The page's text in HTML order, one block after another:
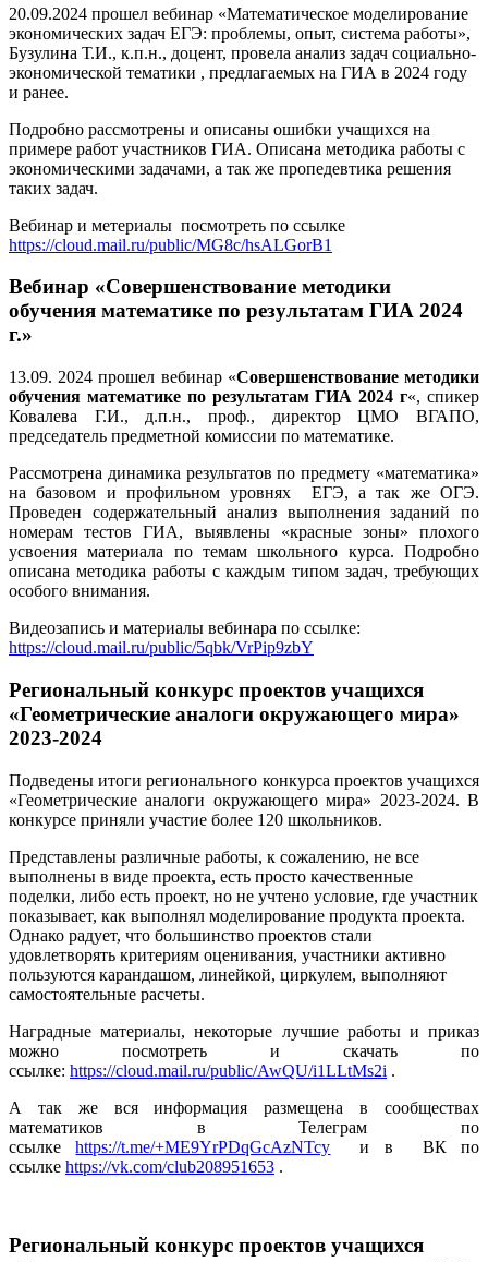
20.09.2024 прошел вебинар «Математическое моделирование
экономических задач ЕГЭ: проблемы, опыт, система работы»,
Бузулина Т.И., к.п.н., доцент, провела анализ задач социально-
экономической тематики , предлагаемых на ГИА в 2024 году
и ранее.
Подробно рассмотрены и описаны ошибки учащихся на
примере работ участников ГИА. Описана методика работы с
экономическими задачами, а так же пропедевтика решения
таких задач.
Вебинар и метериалы посмотреть по ссылке
https://cloud.mail.ru/public/MG8c/hsALGorB1
Вебинар «Совершенствование методики
обучения математике по результатам ГИА 2024
г.»
13.09. 2024 прошел вебинар «Совершенствование методики
обучения математике по результатам ГИА 2024 г«, спикер
Ковалева Г.И., д.п.н., проф., директор ЦМО ВГАПО,
председатель предметной комиссии по математике.
Рассмотрена динамика результатов по предмету «математика»
на базовом и профильном уровнях ЕГЭ, а так же ОГЭ.
Проведен содержательный анализ выполнения заданий по
номерам тестов ГИА, выявлены «красные зоны» плохого
усвоения материала по темам школьного курса. Подробно
описана методика работы с каждым типом задач, требующих
особого внимания.
Видеозапись и материалы вебинара по ссылке:
https://cloud.mail.ru/public/5qbk/VrPip9zbY
Региональный конкурс проектов учащихся
«Геометрические аналоги окружающего мира»
2023-2024
Подведены итоги регионального конкурса проектов учащихся
«Геометрические аналоги окружающего мира» 2023-2024. В
конкурсе приняли участие более 120 школьников.
Представлены различные работы, к сожалению, не все
выполнены в виде проекта, есть просто качественные
поделки, либо есть проект, но не учтено условие, где участник
показывает, как выполнял моделирование продукта проекта.
Однако радует, что большинство проектов стали
удовлетворять критериям оценивания, участники активно
пользуются карандашом, линейкой, циркулем, выполняют
самостоятельные расчеты.
Наградные материалы, некоторые лучшие работы и приказ
можно посмотреть и скачать по
ссылке: https://cloud.mail.ru/public/AwQU/i1LLtMs2i .
А так же вся информация размещена в сообществах
математиков в Телеграм по
ссылкеhttps://t.me/+ME9YrPDqGcAzNTcy и в ВК по
ссылке https://vk.com/club208951653 .
Региональный конкурс проектов учащихся